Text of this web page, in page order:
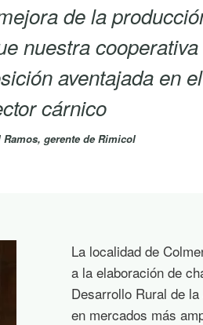
de la
nuestra cooperativa
aventajada en el
cárnico
Ramos, gerente de Rimicol
La localidad de
a la elaboración de
Desarrollo Rural de
en mercados más